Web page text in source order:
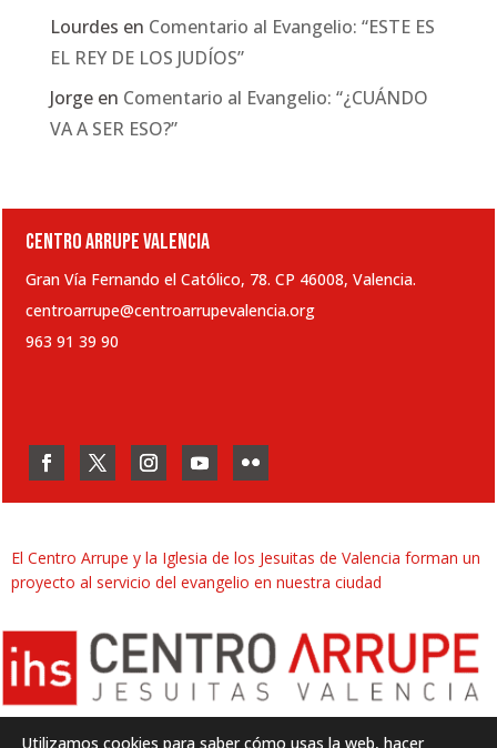
Lourdes en Comentario al Evangelio: “ESTE ES
EL REY DE LOS JUDÍOS”
Jorgeen Comentario al Evangelio: “¿CUÁNDO
VA A SER ESO?”
CENTRO ARRUPE VALENCIA
Gran Vía Fernando el Católico, 78. CP 46008, Valencia.
centroarrupe@centroarrupevalencia.org
963 91 39 90
El Centro Arrupe y la Iglesia de los Jesuitas de Valencia forman un
proyecto al servicio del evangelio en nuestra ciudad
Utilizamos cookies para saber cómo usas la web, hacer